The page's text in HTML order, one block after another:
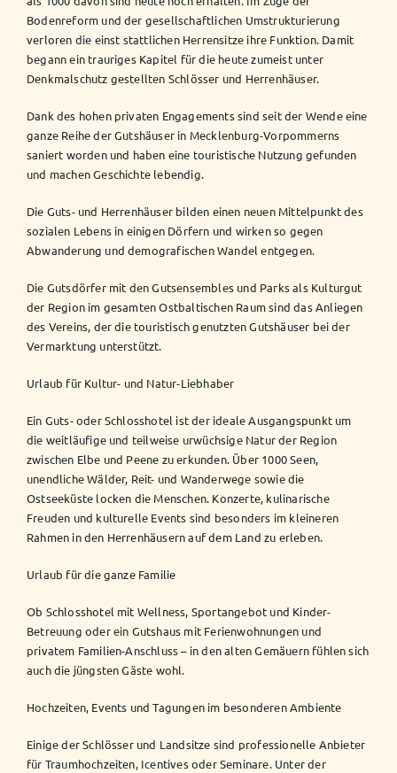
Bodenreform und der gesellschaftlichen Umstrukturierung
verloren die einst stattlichen Herrensitze ihre Funktion. Damit
begann ein trauriges Kapitel für die heute zumeist unter
Denkmalschutz gestellten Schlösser und Herrenhäuser.
Dank des hohen privaten Engagements sind seit der Wende eine
ganze Reihe der Gutshäuser in Mecklenburg-Vorpommerns
saniert worden und haben eine touristische Nutzung gefunden
und machen Geschichte lebendig.
Die Guts- und Herrenhäuser bilden einen neuen Mittelpunkt des
sozialen Lebens in einigen Dörfern und wirken so gegen
Abwanderung und demografischen Wandel entgegen.
Die Gutsdörfer mit den Gutsensembles und Parks als Kulturgut
der Region im gesamten Ostbaltischen Raum sind das Anliegen
des Vereins, der die touristisch genutzten Gutshäuser bei der
Vermarktung unterstützt.
Urlaub für Kultur- und Natur-Liebhaber
Ein Guts- oder Schlosshotel ist der ideale Ausgangspunkt um
die weitläufige und teilweise urwüchsige Natur der Region
zwischen Elbe und Peene zu erkunden. Über 1000 Seen,
unendliche Wälder, Reit- und Wanderwege sowie die
Ostseeküste locken die Menschen. Konzerte, kulinarische
Freuden und kulturelle Events sind besonders im kleineren
Rahmen in den Herrenhäusern auf dem Land zu erleben.
Urlaub für die ganze Familie
Ob Schlosshotel mit Wellness, Sportangebot und Kinder-
Betreuung oder ein Gutshaus mit Ferienwohnungen und
privatem Familien-Anschluss – in den alten Gemäuern fühlen sich
auch die jüngsten Gäste wohl.
Hochzeiten, Events und Tagungen im besonderen Ambiente
Einige der Schlösser und Landsitze sind professionelle Anbieter
für Traumhochzeiten, Icentives oder Seminare. Unter der